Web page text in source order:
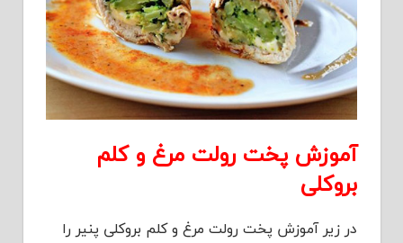
آموزش پخت رولت مرغ و کلم
بروکلی
در زیر آموزش پخت رولت مرغ و کلم بروکلی پنیر را